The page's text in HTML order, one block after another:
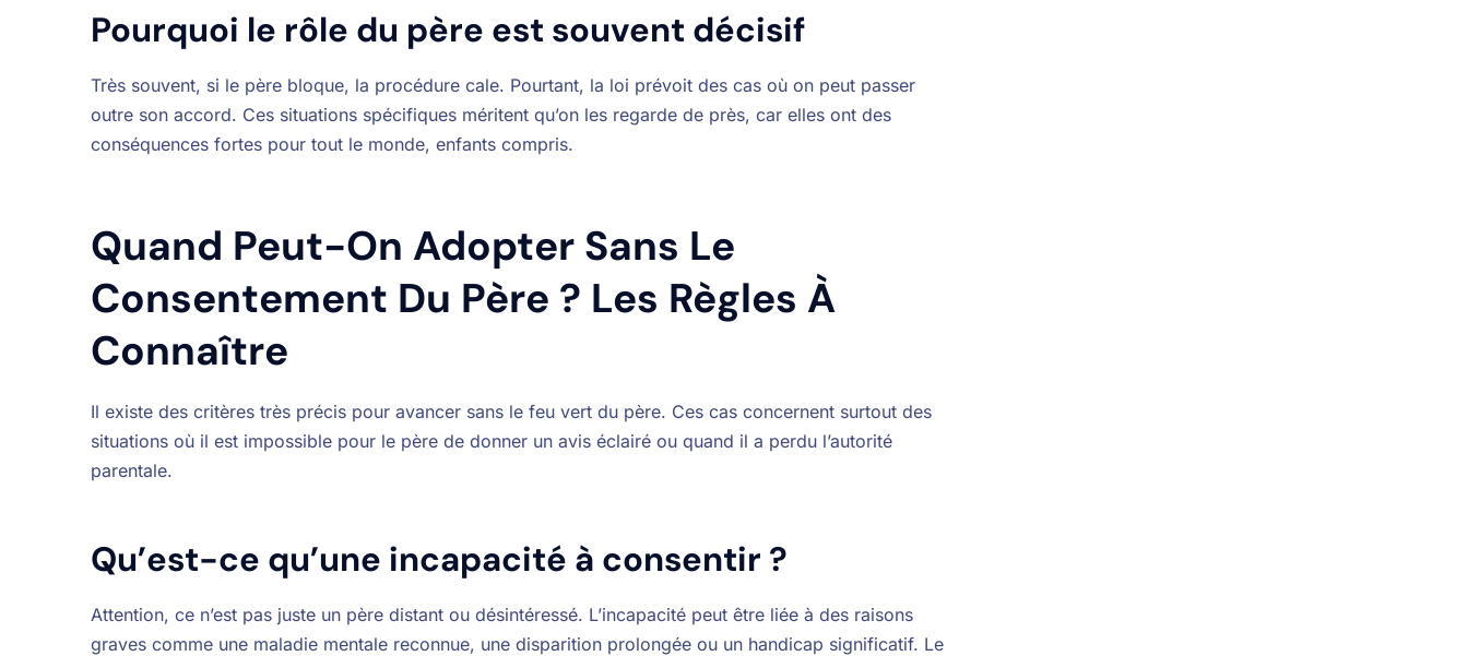
Pourquoi le rôle du père est souvent décisif
Très souvent, si le père bloque, la procédure cale. Pourtant, la loi prévoit des cas où on peut passer
outre son accord. Ces situations spécifiques méritent qu’on les regarde de près, car elles ont des
conséquences fortes pour tout le monde, enfants compris.
Quand Peut-On Adopter Sans Le
Consentement Du Père ? Les Règles À
Connaître
Il existe des critères très précis pour avancer sans le feu vert du père. Ces cas concernent surtout des
situations où il est impossible pour le père de donner un avis éclairé ou quand il a perdu l’autorité
parentale.
Qu’est-ce qu’une incapacité à consentir ?
Attention, ce n’est pas juste un père distant ou désintéressé. L’incapacité peut être liée à des raisons
graves comme une maladie mentale reconnue, une disparition prolongée ou un handicap significatif. Le